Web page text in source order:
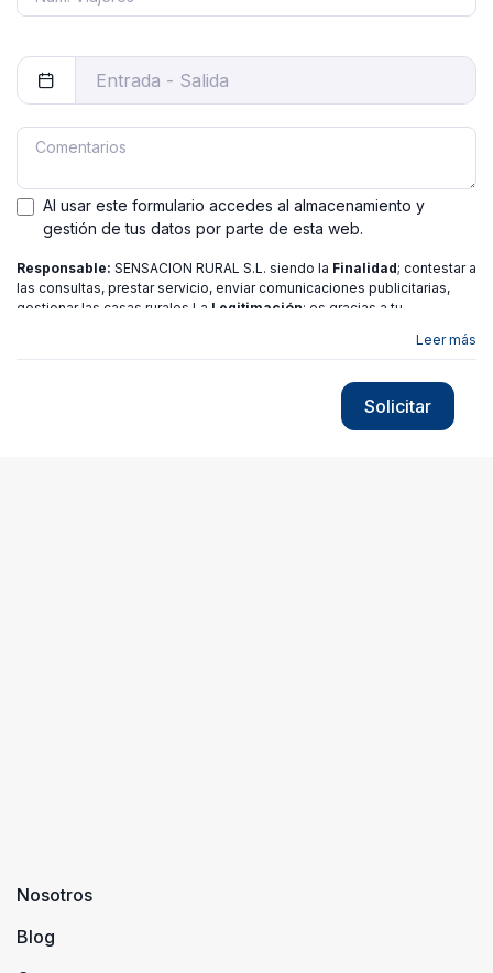
Al usar este formulario accedes al almacenamiento y
gestión de tus datos por parte de esta web.
Responsable: SENSACION RURAL S.L. siendo la Finalidad; contestar a
las consultas, prestar servicio, enviar comunicaciones publicitarias,
gestionar las casas rurales La Legitimación; es gracias a tu
de Acceso,
política de privacidad
Leer más
Solicitar
Nosotros
Blog